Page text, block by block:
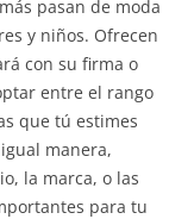
pasan de moda
y niños. Ofrecen
con su firma o
entre el rango
que tú estimes
manera,
la marca, o las
para tu